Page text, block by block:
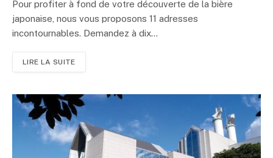
Pour profiter à fond de votre découverte de la bière
japonaise, nous vous proposons 11 adresses
incontournables. Demandez à dix…
LIRE LA SUITE